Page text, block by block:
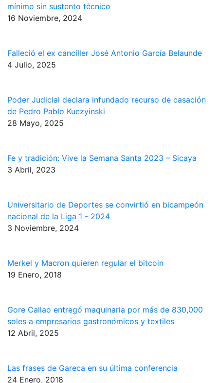
mínimo sin sustento técnico
16 Noviembre, 2024
Falleció el ex canciller José Antonio García Belaunde
4 Julio, 2025
Poder Judicial declara infundado recurso de casación
de Pedro Pablo Kuczyinski
28 Mayo, 2025
Fe y tradición: Vive la Semana Santa 2023 – Sicaya
3 Abril, 2023
Universitario de Deportes se convirtió en bicampeón
nacional de la Liga 1 - 2024
3 Noviembre, 2024
Merkel y Macron quieren regular el bitcoin
19 Enero, 2018
Gore Callao entregó maquinaria por más de 830,000
soles a empresarios gastronómicos y textiles
12 Abril, 2025
Las frases de Gareca en su última conferencia
24 Enero, 2018